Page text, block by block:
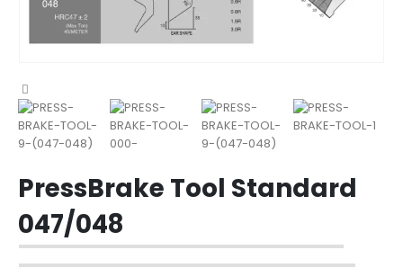
PressBrake Tool Standard
047/048